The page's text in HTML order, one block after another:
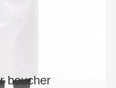
boucher